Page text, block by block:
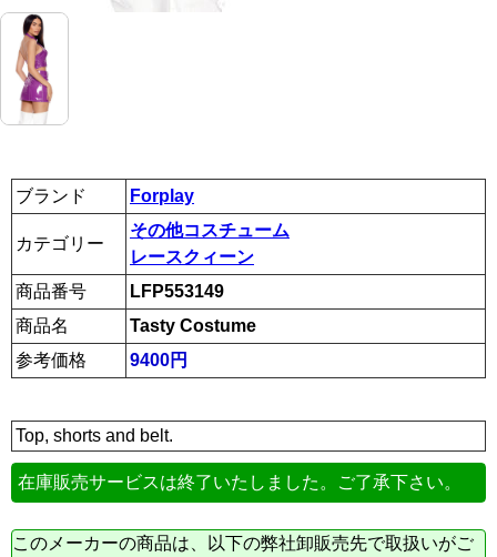
ブランド Forplay
カテゴリー
その他コスチューム
レースクィーン
商品番号
LFP553149
商品名
Tasty Costume
参考価格
9400円
Top, shorts and belt.
在庫販売サービスは終了いたしました。ご了承下さい。
このメーカーの商品は、以下の弊社卸販売先で取扱いがご